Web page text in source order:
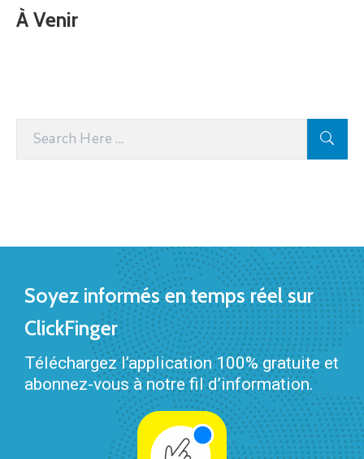
À Venir
Soyez informés en temps réel sur
ClickFinger
Téléchargez l’application 100% gratuite et
abonnez-vous à notre fil d’information.